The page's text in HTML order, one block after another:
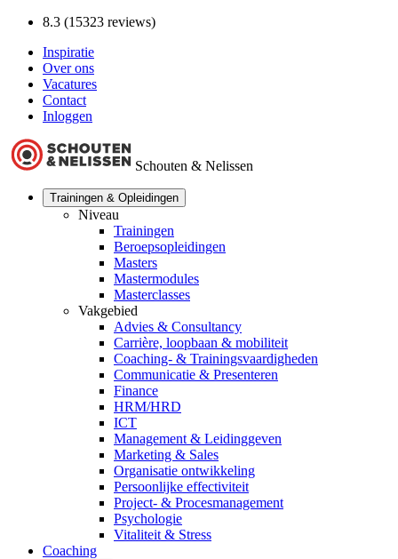
8.3 (15323 reviews)
Inspiratie
Over ons
Vacatures
Contact
Inloggen
Schouten & Nelissen
Trainingen & Opleidingen
Niveau
Trainingen
Beroepsopleidingen
Masters
Mastermodules
Masterclasses
Vakgebied
Advies & Consultancy
Carrière, loopbaan & mobiliteit
Coaching- & Trainingsvaardigheden
Communicatie & Presenteren
Finance
HRM/HRD
ICT
Management & Leidinggeven
Marketing & Sales
Organisatie ontwikkeling
Persoonlijke effectiviteit
Project- & Procesmanagement
Psychologie
Vitaliteit & Stress
Coaching